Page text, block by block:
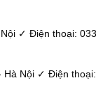
✓ Điện thoại:
Hà Nội ✓ Điện